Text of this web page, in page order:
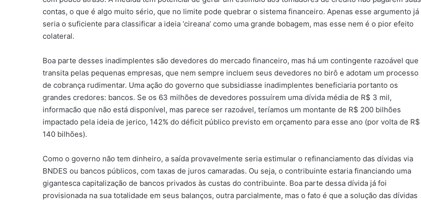
contas, o que é algo muito sério, que no limite pode quebrar o sistema financeiro. Apenas esse argumento já
seria o suficiente para classificar a ideia ‘cireana’ como uma grande bobagem, mas esse nem é o pior efeito
colateral.
Boa parte desses inadimplentes são devedores do mercado financeiro, mas há um contingente razoável que
transita pelas pequenas empresas, que nem sempre incluem seus devedores no birô e adotam um processo
de cobrança rudimentar. Uma ação do governo que subsidiasse inadimplentes beneficiaria portanto os
grandes credores: bancos. Se os 63 milhões de devedores possuírem uma dívida média de R$ 3 mil,
informacão que não está disponível, mas parece ser razoável, teríamos um montante de R$ 200 bilhões
impactado pela ideia de jerico, 142% do déficit público previsto em orçamento para esse ano (por volta de R$
140 bilhões).
Como o governo não tem dinheiro, a saída provavelmente seria estimular o refinanciamento das dívidas via
BNDES ou bancos públicos, com taxas de juros camaradas. Ou seja, o contribuinte estaria financiando uma
gigantesca capitalização de bancos privados às custas do contribuinte. Boa parte dessa dívida já foi
provisionada na sua totalidade em seus balanços, outra parcialmente, mas o fato é que a solução das dívidas